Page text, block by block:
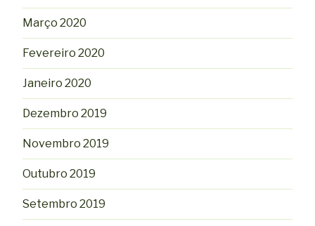
Março 2020
Fevereiro 2020
Janeiro 2020
Dezembro 2019
Novembro 2019
Outubro 2019
Setembro 2019